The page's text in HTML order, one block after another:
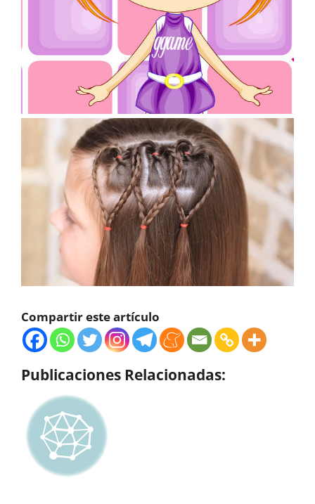
Compartir este artículo
Publicaciones Relacionadas: